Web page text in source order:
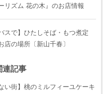
リズム 花の木』のお店情報
スで】ひたしそば・もつ煮定
の場所〔新山千春〕
連記事
い街】桃のミルフィーユケーキ